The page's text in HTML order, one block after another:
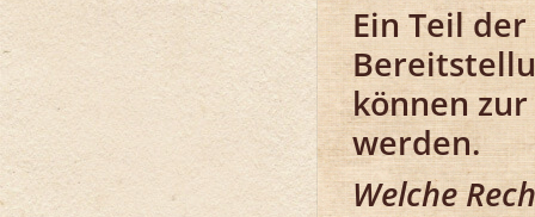
Ein Teil
können
werden.
Welche